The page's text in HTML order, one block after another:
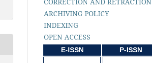
ARCHIVING POLICY
INDEXING
OPEN ACCESS
E-ISSN P-ISSN